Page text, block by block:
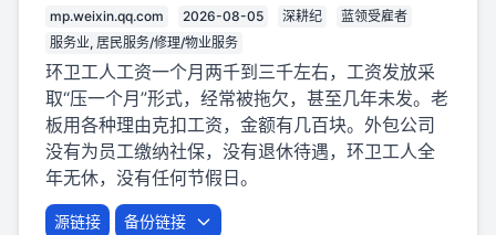
mp.weixin.qq.com 2026-08-05 深耕纪
蓝领受雇者
服务业, 居民服务/修理/物业服务
环卫工人工资一个月两千到三千左右，工资发放采
取“压一个月”形式，经常被拖欠，甚至几年未发。老
板用各种理由克扣工资，金额有几百块。外包公司
没有为员工缴纳社保，没有退休待遇，环卫工人全
年无休，没有任何节假日。
源链接 备份链接